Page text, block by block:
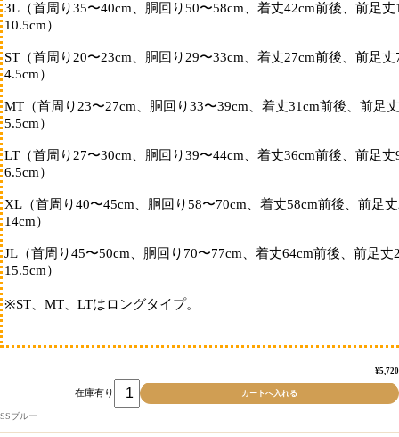
3L（首周り35〜40cm、胴回り50〜58cm、着丈42cm前後、前足
10.5cm）
ST（首周り20〜23cm、胴回り29〜33cm、着丈27cm前後、前足
4.5cm）
MT（首周り23〜27cm、胴回り33〜39cm、着丈31cm前後、前足
5.5cm）
LT（首周り27〜30cm、胴回り39〜44cm、着丈36cm前後、前足
6.5cm）
XL（首周り40〜45cm、胴回り58〜70cm、着丈58cm前後、前足
14cm）
JL（首周り45〜50cm、胴回り70〜77cm、着丈64cm前後、前足丈
15.5cm）
※ST、MT、LTはロングタイプ。
¥5,720
在庫有り
SSブルー